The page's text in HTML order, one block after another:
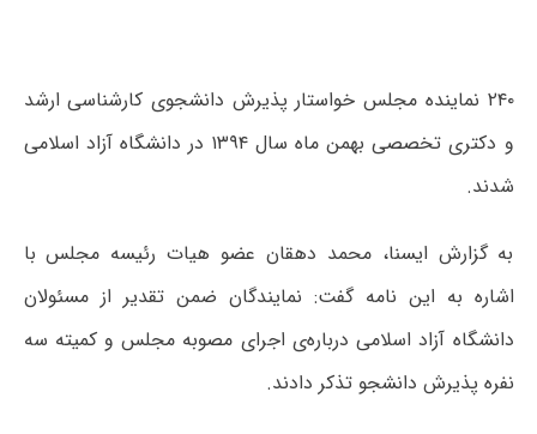
۲۴۰ نماینده مجلس خواستار پذیرش دانشجوی کارشناسی ارشد
و دکتری تخصصی بهمن ماه سال ۱۳۹۴ در دانشگاه آزاد اسلامی
شدند.
به گزارش ایسنا، محمد دهقان عضو هیات رئیسه مجلس با
اشاره به این نامه گفت:‌ نمایندگان ضمن تقدیر از مسئولان
دانشگاه آزاد اسلامی درباره‌ی اجرای مصوبه مجلس و کمیته سه
نفره پذیرش دانشجو تذکر دادند.